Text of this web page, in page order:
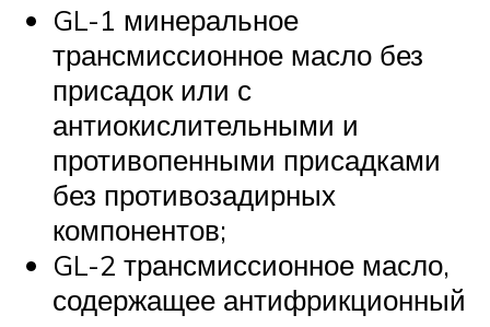
GL-1 минеральное
трансмиссионное масло без
присадок или с
антиокислительными и
противопенными присадками
без противозадирных
компонентов;
GL-2 трансмиссионное масло,
содержащее антифрикционный